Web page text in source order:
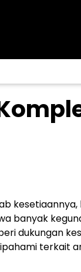
kesetiaannya,
banyak
dukungan
terkait